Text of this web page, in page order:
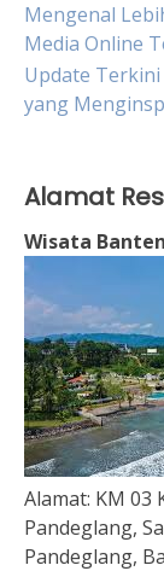
Mengenal
Media Online
Update
yang
Alamat
Wisata
Alamat: KM 03
Pandeglang,
Pandeglang,